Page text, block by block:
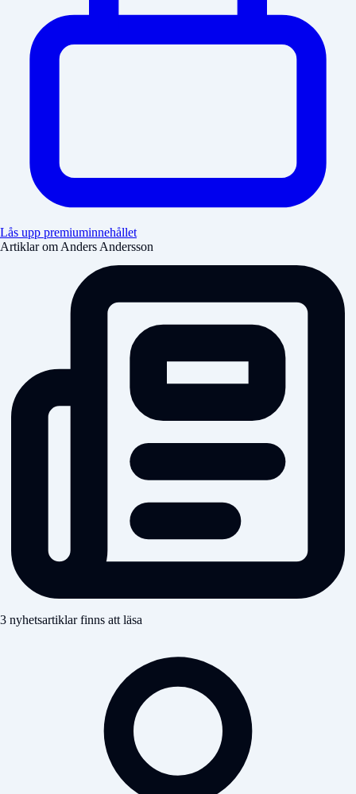
Lås upp premiuminnehållet
Artiklar om Anders Andersson
3 nyhetsartiklar finns att läsa